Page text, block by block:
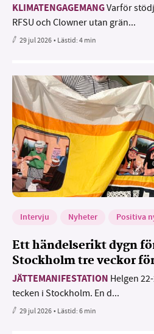
KLIMATENGAGEMANGVarför
RFSU och Clowner utan grän...
29 jul 2026• Lästid:4 min
Intervju Nyheter Positiva
Ett händelserikt dygn
Stockholm tre veckor
JÄTTEMANIFESTATION Helgen
tecken i Stockholm. En d...
29 jul 2026• Lästid:6 min